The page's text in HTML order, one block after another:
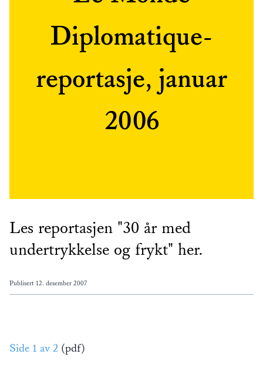
Diplomatique-
reportasje, januar
2006
Les reportasjen "30 år med
undertrykkelse og frykt" her.
Publisert 12. desember 2007
Side 1 av 2 (pdf)